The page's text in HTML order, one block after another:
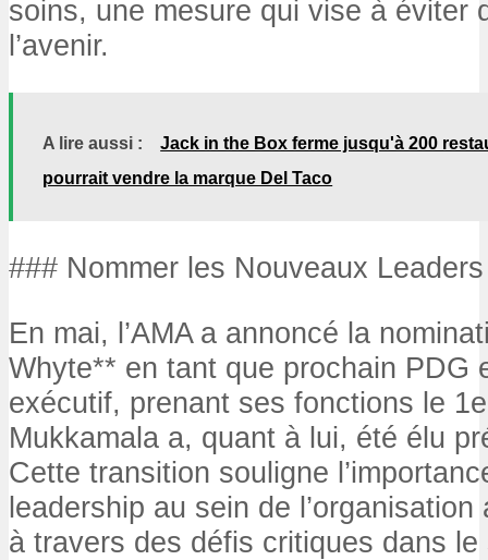
soins, une mesure qui vise à éviter
l’avenir.
A lire aussi :
Jack in the Box ferme jusqu'à 200
pourrait vendre la marque Del Taco
### Nommer les Nouveaux Leaders
En mai, l’AMA a annoncé la
Whyte** en tant que prochain PDG
exécutif, prenant ses fonctions le
Mukkamala a, quant à lui, été élu
Cette transition souligne
leadership au sein de l’organisation
à travers des défis critiques dans